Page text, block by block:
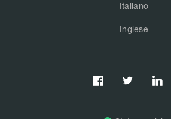
Italiano
Inglese
  